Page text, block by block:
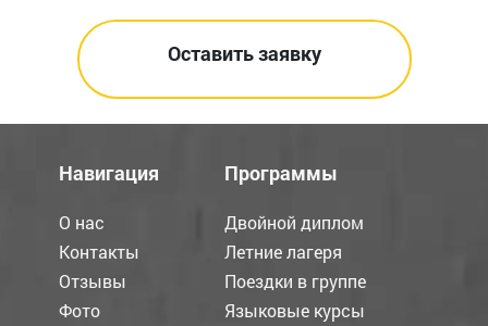
Навигация
О нас
Контакты
Отзывы
Фото
Программы
Двойной диплом
Летние лагеря
Поездки в группе
Языковые курсы